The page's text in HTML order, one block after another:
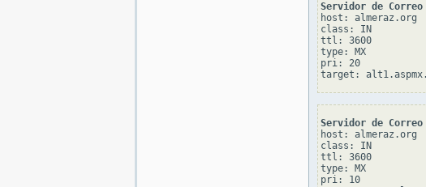
Servidor de Correo
host: almeraz.org
class: IN
ttl: 3600
type: MX
pri: 20
Servidor de Correo
host: almeraz.org
class: IN
ttl: 3600
type: MX
pri: 10